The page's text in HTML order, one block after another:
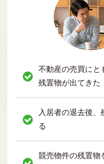
不動産の売買にと
残置物が出てきた
入居者の退去後、
る
競売物件の残置物